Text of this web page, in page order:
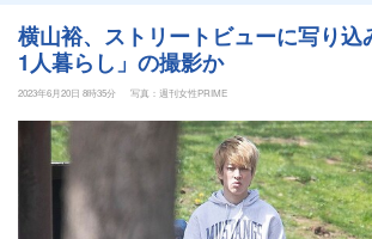
横山裕、ストリートビューに写り込
1人暮らし」の撮影か
2023年6月20日 8時35分
写真：週刊女性PRIME